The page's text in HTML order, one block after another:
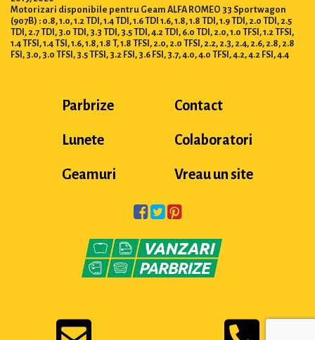
Motorizari disponibile pentru Geam ALFA ROMEO 33 Sportwagon
(907B) : 0.8, 1.0, 1.2 TDI, 1.4 TDI, 1.6 TDI 1.6, 1.8, 1.8 TDI, 1.9 TDI, 2.0 TDI, 2.5
TDI, 2.7 TDI, 3.0 TDI, 3.3 TDI, 3.5 TDI, 4.2 TDI, 6.0 TDI, 2.0, 1.0 TFSI, 1.2 TFSI,
1.4 TFSI, 1.4 TSI, 1.6, 1.8, 1.8 T, 1.8 TFSI, 2.0, 2.0 TFSI, 2.2, 2.3, 2.4, 2.6, 2.8, 2.8
FSI, 3.0, 3.0 TFSI, 3.5 TFSI, 3.2 FSI, 3.6 FSI, 3.7, 4.0, 4.0 TFSI, 4.2, 4.2 FSI, 4.4
Parbrize
Lunete
Geamuri
Contact
Colaboratori
Vreau un site